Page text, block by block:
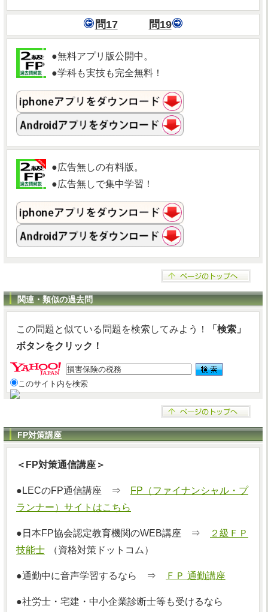
問17 問19
●無料アプリ版公開中。
●学科も実技も完全無料！
●広告無しの有料版。
●広告無しで集中学習！
関連・類似の過去問
この問題と似ている問題を検索してみよう！
「検索」
ボタンをクリック！
このサイト内を検索
FP対策講座
＜FP対策通信講座＞
●LECのFP通信講座 ⇒
FP（ファイナンシャル・プ
ランナー）サイトはこちら
●日本FP協会認定教育機関のWEB講座 ⇒
２級ＦＰ
技能士
（資格対策ドットコム）
●通勤中に音声学習するなら ⇒ ＦＰ 通勤講座
●社労士・宅建・中小企業診断士等も受けるなら